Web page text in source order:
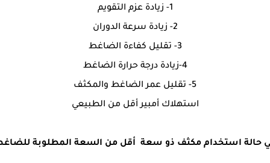
1- زيادة عزم التقويم
2- زيادة سرعة الدوران
3- تقليل كفاءة الضاغط
4-زيادة درجة حرارة الضاغط
5- تقليل عمر الضاغط والمكثف
استهلاك أمبير أقل من الطبيعي
حالة استخدام مكثف ذو سعة أقل من السعة المطلوبة